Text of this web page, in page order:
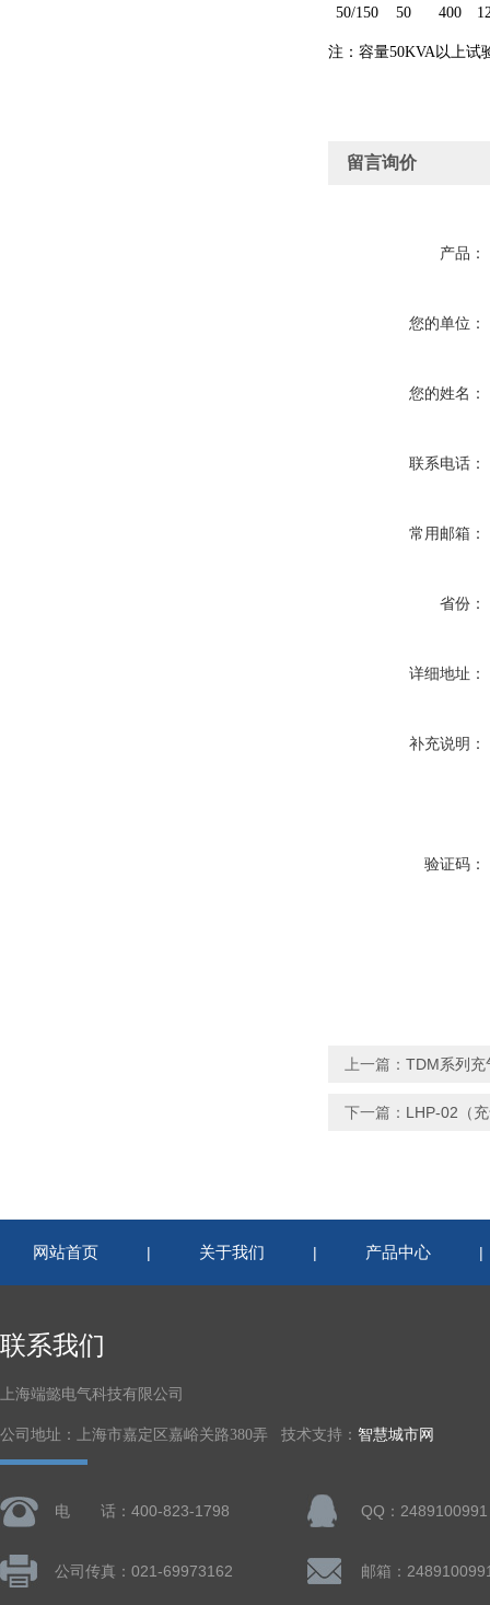
50/150 50 400
注：容量50KVA以上试
留言询价
产品：
您的单位：
您的姓名：
联系电话：
常用邮箱：
省份：
详细地址：
补充说明：
验证码：
上一篇： TDM系列充
下一篇： LHP-02（
网站首页 | 关于我们 | 产品中心
联系我们
上海端懿电气科技有限公司
公司地址：上海市嘉定区嘉峪关路380弄 技术支持： 智慧城市网
电 话：400-823-1798 QQ：2489100991
公司传真：021-69973162 邮箱：